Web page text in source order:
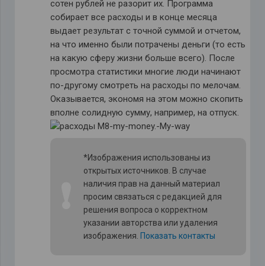
сотен рублей не разорит их. Программа
собирает все расходы и в конце месяца
выдает результат с точной суммой и отчетом,
на что именно были потрачены деньги (то есть
на какую сферу жизни больше всего). После
просмотра статистики многие люди начинают
по-другому смотреть на расходы по мелочам.
Оказывается, экономя на этом можно скопить
вполне солидную сумму, например, на отпуск.
*Изображения использованы из
открытых источников. В случае
наличия прав на данный материал
просим связаться с редакцией для
решения вопроса о корректном
указании авторства или удаления
изображения. Показать контакты